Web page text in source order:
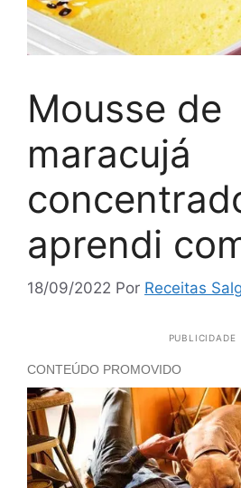
Mousse de
maracujá
aprendi
18/09/2022 Por Receitas
PUBLICIDADE